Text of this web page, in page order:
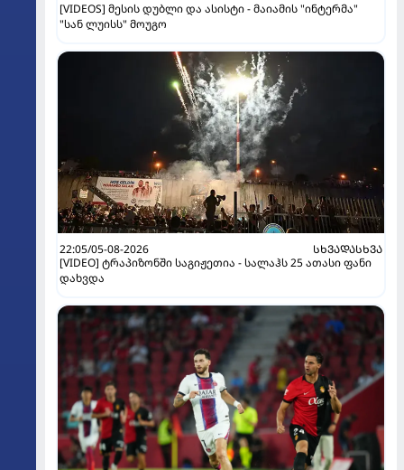
[VIDEOS] მესის დუბლი და ასისტი - მაიამის "ინტერმა"
"სან ლუისს" მოუგო
22:05/05-08-2026
ᲡᲮᲕᲐᲓᲐᲡᲮᲕᲐ
[VIDEO] ტრაპიზონში საგიჟეთია - სალაჰს 25 ათასი ფანი
დახვდა